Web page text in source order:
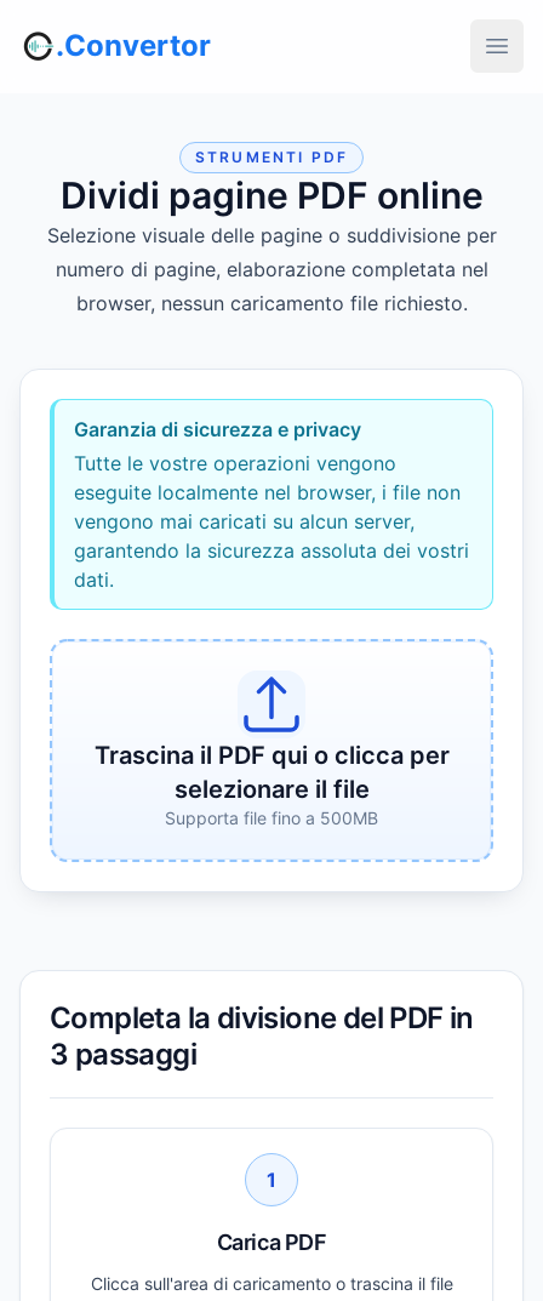
.Convertor
STRUMENTI PDF
Dividi pagine PDF online
Selezione visuale delle pagine o suddivisione per
numero di pagine, elaborazione completata nel
browser, nessun caricamento file richiesto.
Garanzia di sicurezza e privacy
Tutte le vostre operazioni vengono
eseguite localmente nel browser, i file non
vengono mai caricati su alcun server,
garantendo la sicurezza assoluta dei vostri
dati.
Trascina il PDF qui o clicca per
selezionare il file
Supporta file fino a 500MB
Completa la divisione del PDF in
3 passaggi
1
Carica PDF
Clicca sull'area di caricamento o trascina il file